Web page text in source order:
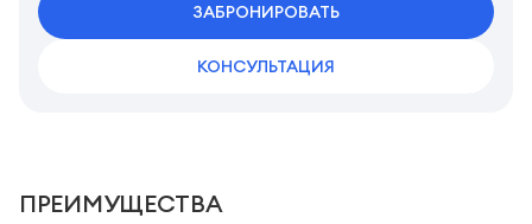
Площадь санузлов совместных 4,86 м2
ЗАБРОНИРОВАТЬ
КОНСУЛЬТАЦИЯ
ПРЕИМУЩЕСТВА